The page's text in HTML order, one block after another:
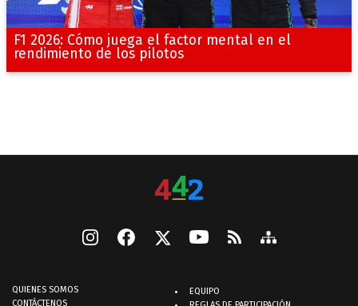
F1 2026: Cómo juega el factor mental en el
rendimiento de los pilotos
QUIENES SOMOS
CONTÁCTENOS
EQUIPO